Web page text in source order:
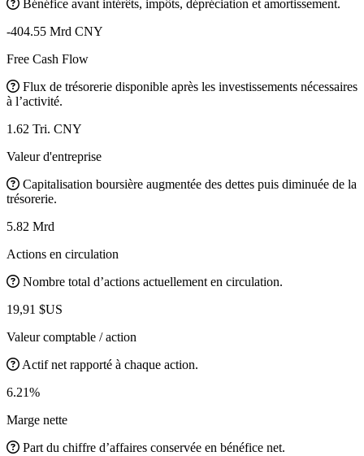
Bénéfice avant intérêts, impôts, dépréciation et amortissement.
-404.55 Mrd CNY
Free Cash Flow
Flux de trésorerie disponible après les investissements nécessaires
à l’activité.
1.62 Tri. CNY
Valeur d'entreprise
Capitalisation boursière augmentée des dettes puis diminuée de la
trésorerie.
5.82 Mrd
Actions en circulation
Nombre total d’actions actuellement en circulation.
19,91 $US
Valeur comptable / action
Actif net rapporté à chaque action.
6.21%
Marge nette
Part du chiffre d’affaires conservée en bénéfice net.